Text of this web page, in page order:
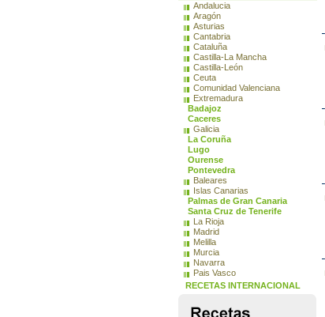
Andalucia
Aragón
Asturias
Cantabria
Cataluña
Castilla-La Mancha
Castilla-León
Ceuta
Comunidad Valenciana
Extremadura
Badajoz
Caceres
Galicia
La Coruña
Lugo
Ourense
Pontevedra
Baleares
Islas Canarias
Palmas de Gran Canaria
Santa Cruz de Tenerife
La Rioja
Madrid
Melilla
Murcia
Navarra
Pais Vasco
RECETAS INTERNACIONAL